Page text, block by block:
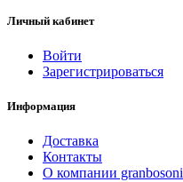
Личный кабинет
Войти
Зарегистрироваться
Информация
Доставка
Контакты
О компании